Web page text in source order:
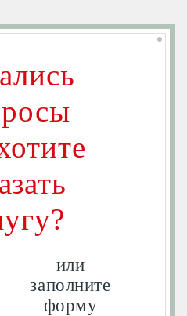
или
заполните
форму